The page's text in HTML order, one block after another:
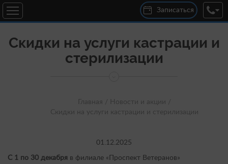
Записаться
Скидки на услуги кастрации и
стерилизации
Главная /
Новости и акции /
Скидки на услуги кастрации и стерилизации
01.12.2025
С 1 по 30 декабря в филиале «Проспект Ветеранов»